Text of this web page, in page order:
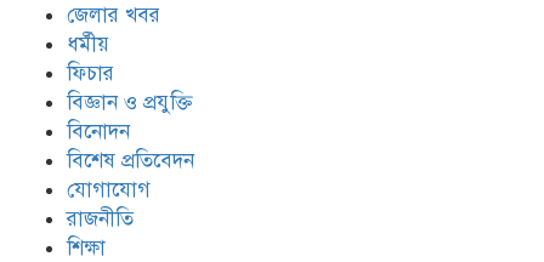
জেলার খবর
ধর্মীয়
ফিচার
বিজ্ঞান ও প্রযুক্তি
বিনোদন
বিশেষ প্রতিবেদন
যোগাযোগ
রাজনীতি
শিক্ষা